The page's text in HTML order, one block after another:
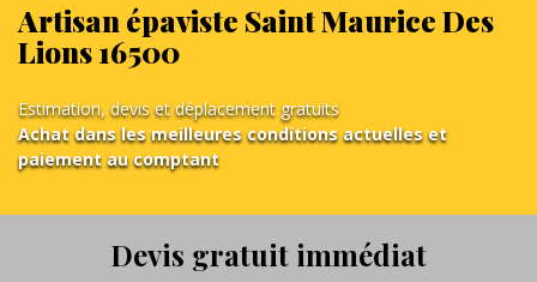
Artisan épaviste Saint Maurice Des
Lions 16500
Estimation, devis et déplacement gratuits
Achat dans les meilleures conditions actuelles et
paiement au comptant
Devis gratuit immédiat